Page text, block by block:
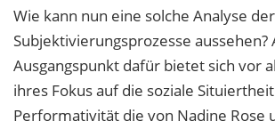
Wie kann nun eine solche Analyse der
Subjektivierungsprozesse aussehen?
Ausgangspunkt dafür bietet sich vor
ihres Fokus auf die soziale
Performativität die von Nadine Rose